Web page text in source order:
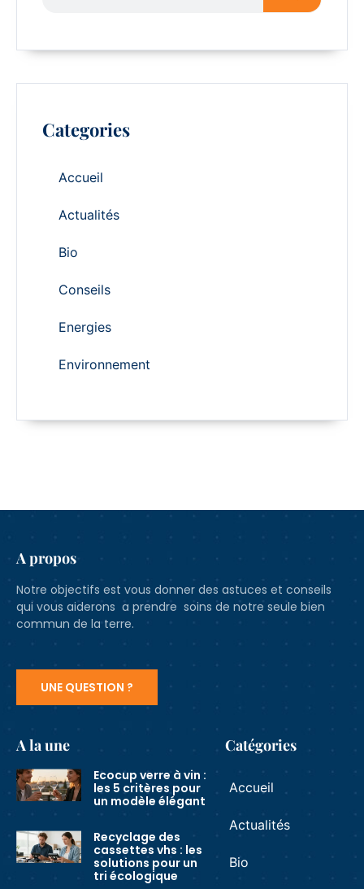
Categories
Accueil
Actualités
Bio
Conseils
Energies
Environnement
A propos
Notre objectifs est vous donner des astuces et conseils
qui vous aiderons a prendre soins de notre seule bien
commun de la terre.
UNE QUESTION ?
A la une
Ecocup verre à vin :
les 5 critères pour
un modèle élégant
Recyclage des
cassettes vhs : les
solutions pour un
tri écologique
Catégories
Accueil
Actualités
Bio